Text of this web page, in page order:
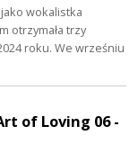
wokalistka
otrzymała trzy
roku. We wrześniu
of Loving 06 -